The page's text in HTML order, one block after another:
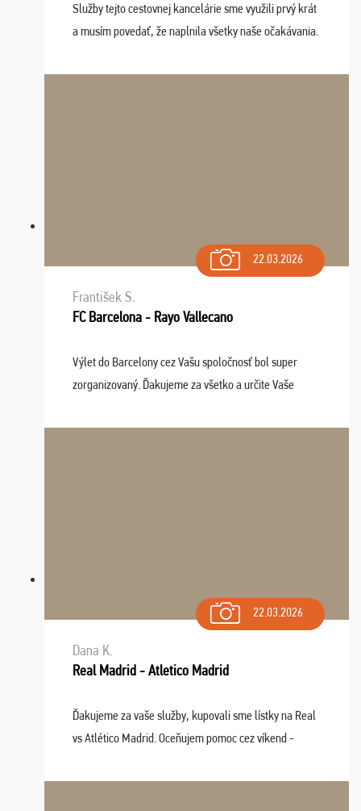
Služby tejto cestovnej kancelárie sme využili prvý krát
a musím povedať, že naplnila všetky naše očakávania.
dispozícii nonstop (milí, profesionálni ...
22.03.2026
František S.
FC Barcelona - Rayo Vallecano
Výlet do Barcelony cez Vašu spoločnosť bol super
zorganizovaný. Ďakujeme za všetko a určite Vaše
22.03.2026
Dana K.
Real Madrid - Atletico Madrid
Ďakujeme za vaše služby, kupovali sme lístky na Real
vs Atlético Madrid. Oceňujem pomoc cez víkend -
spokojnosti. Sedenie bolo dobré, štadión Barnabéu ...